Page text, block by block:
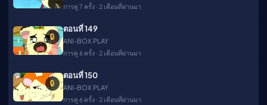
การดู 7 ครั้ง · 2 เดือนที่ผ่านมา
🔒
ตอนที่ 149
ANI-BOX PLAY
การดู 6 ครั้ง · 2 เดือนที่ผ่านมา
🔒
ตอนที่ 150
ANI-BOX PLAY
การดู 6 ครั้ง · 2 เดือนที่ผ่านมา